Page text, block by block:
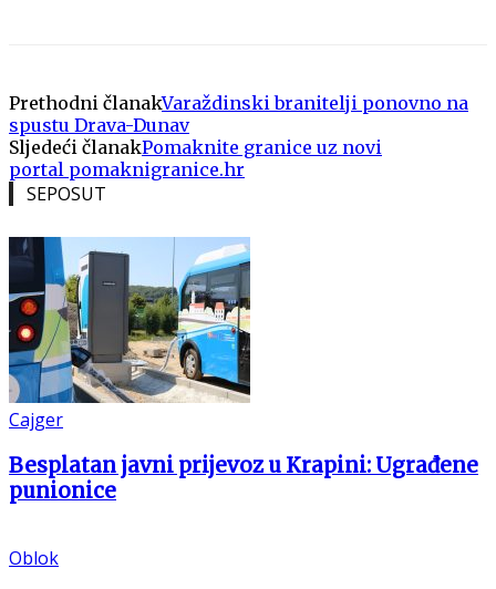
Prethodni članakVaraždinski branitelji ponovno na
spustu Drava-Dunav
Sljedeći članakPomaknite granice uz novi
portal pomaknigranice.hr
SEPOSUT
Cajger
Besplatan javni prijevoz u Krapini: Ugrađene
punionice
Oblok